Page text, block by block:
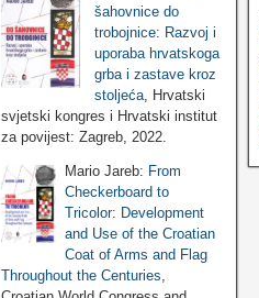
šahovnice do
trobojnice: Razvoj i
uporaba hrvatskoga
grba i zastave kroz
stoljeća, Hrvatski
svjetski kongres i Hrvatski institut
za povijest: Zagreb, 2022.
Mario Jareb: From
Checkerboard to
Tricolor: Development
and Use of the Croatian
Coat of Arms and Flag
Throughout the Centuries,